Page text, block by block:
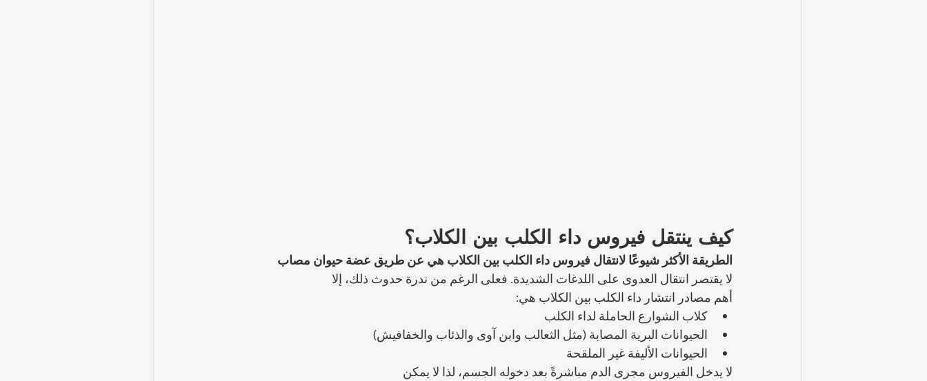
كيف ينتقل فيروس داء الكلب بين الكلاب؟
الطريقة الأكثر شيوعًا لانتقال فيروس داء الكلب بين الكلاب هي عن طريق عضة حيوان مصاب
لا يقتصر انتقال العدوى على اللدغات الشديدة. فعلى الرغم من ندرة حدوث ذلك، إلا
أهم مصادر انتشار داء الكلب بين الكلاب هي:
كلاب الشوارع الحاملة لداء الكلب
الحيوانات البرية المصابة (مثل الثعالب وابن آوى والذئاب والخفافيش)
الحيوانات الأليفة غير الملقحة
لا يدخل الفيروس مجرى الدم مباشرةً بعد دخوله الجسم، لذا لا يمكن